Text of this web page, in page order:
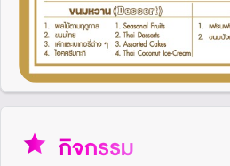
star กิจกรรม